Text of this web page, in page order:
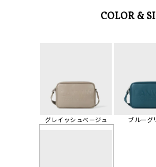
COLOR &
グレイッシュベージュ ブルーグ